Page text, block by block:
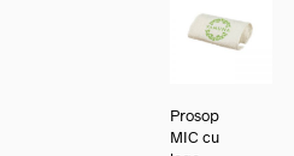
Prosop
MIC cu